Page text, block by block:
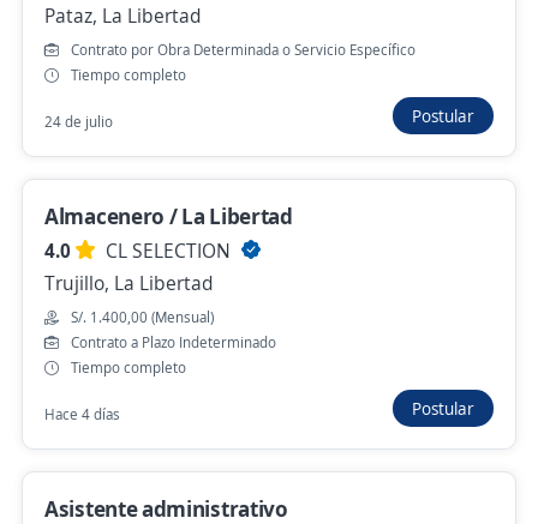
Alegra Inmobiliaria
Trujillo, La Libertad
Hace 6 días
Almacenero
3,8
CV Covesa
Trujillo, La Libertad
Hace 7 días
Comprensorista/Bodeguero/Almacenero
INVERSIONES MIGABY S.A.C.
16 de julio
Pataz, La Libertad
Contrato por Obra Determinada o Servicio Específico
Tiempo completo
24 de julio Postular
Almacenero / La Libertad
4.0
CL SELECTION
Trujillo, La Libertad
S/. 1.400,00 (Mensual)
Contrato a Plazo Indeterminado
Tiempo completo
Hace 4 días Postular
Asistente administrativo